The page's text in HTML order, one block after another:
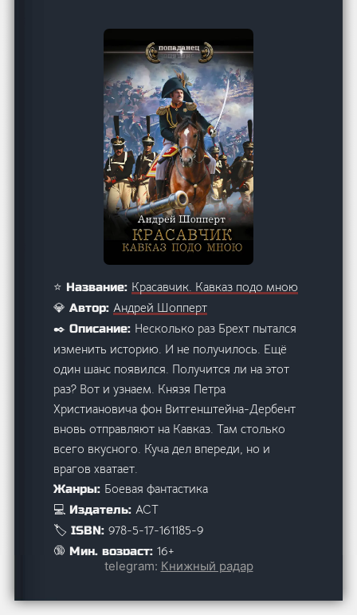
⭐ Название: Красавчик. Кавказ подо мною
💎 Автор:Андрей Шопперт
✒️ Описание: Несколько раз Брехт пытался
изменить историю. И не получилось. Ещё
один шанс появился. Получится ли на этот
раз? Вот и узнаем. Князя Петра
Христиановича фон Витгенштейна-Дербент
вновь отправляют на Кавказ. Там столько
всего вкусного. Куча дел впереди, но и
врагов хватает.
Жанры: Боевая фантастика
💻 Издатель:АСТ
🏷️ ISBN:978-5-17-161185-9
🔞 Мин. возраст:16+
📓 Формат:138×207 мм
telegram: Книжный радар